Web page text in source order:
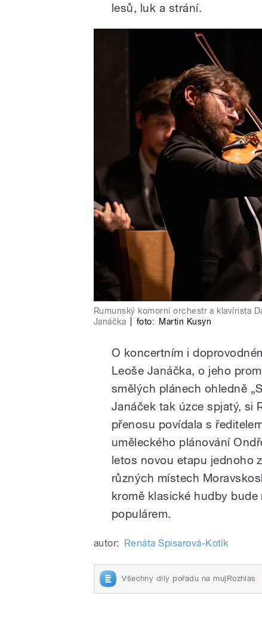
lesů, luk a strání.
Rumunský komorní orchestr a klavírista
Janáčka
foto: Martin Kusyn
O koncertním i
Leoše Janáčka, o jeho
smělých plánech ohledně
Janáček tak úzce spjatý, si
přenosu povídala s
uměleckého plánování
letos novou etapu jednoho
různých místech
kromě klasické hudby
populárem.
autor: Renáta Spisarová-Kotík
Všechny díly pořadu na mujRozhlas